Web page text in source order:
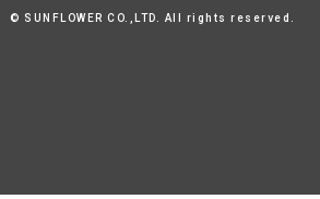
© SUNFLOWER CO.,LTD. All rights reserved.